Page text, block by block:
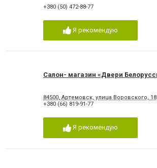
+380 (50) 472-88-77
Я рекомендую
Салон- магазин «Двери
84500, Артемовск, улица Воровского,
+380 (66) 819-91-77
Я рекомендую